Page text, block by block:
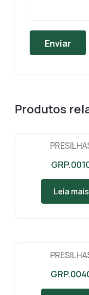
Produtos
Leia mais